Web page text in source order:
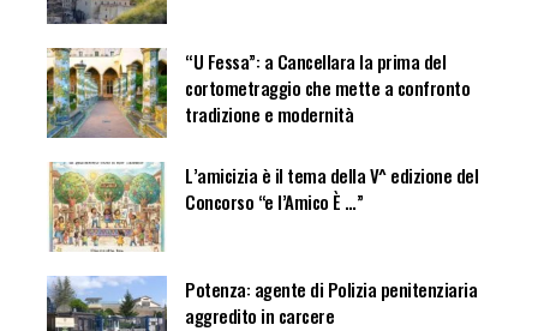
“U Fessa”: a Cancellara la prima del
cortometraggio che mette a confronto
tradizione e modernità
L’amicizia è il tema della V^ edizione del
Concorso “e l’Amico È …”
Potenza: agente di Polizia penitenziaria
aggredito in carcere